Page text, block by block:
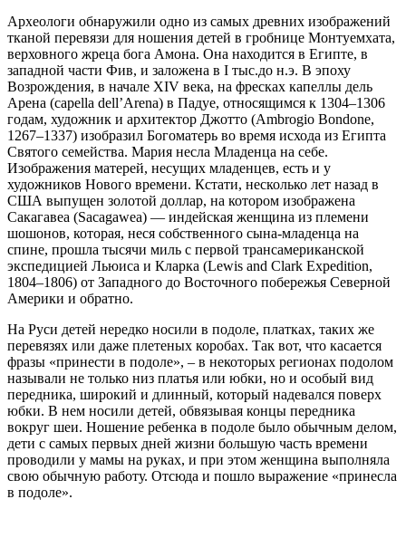
Археологи обнаружили одно из самых древних изображений
тканой перевязи для ношения детей в гробнице Монтуемхата,
верховного жреца бога Амона. Она находится в Египте, в
западной части Фив, и заложена в I тыс.до н.э. В эпоху
Возрождения, в начале XIV века, на фресках капеллы дель
Арена (capella dell’Arena) в Падуе, относящимся к 1304–1306
годам, художник и архитектор Джотто (Ambrogio Bondone,
1267–1337) изобразил Богоматерь во время исхода из Египта
Святого семейства. Мария несла Младенца на себе.
Изображения матерей, несущих младенцев, есть и у
художников Нового времени. Кстати, несколько лет назад в
США выпущен золотой доллар, на котором изображена
Сакагавеа (Sacagawea) — индейская женщина из племени
шошонов, которая, неся собственного сына-младенца на
спине, прошла тысячи миль с первой трансамериканской
экспедицией Льюиса и Кларка (Lewis and Clark Expedition,
1804–1806) от Западного до Восточного побережья Северной
Америки и обратно.
На Руси детей нередко носили в подоле, платках, таких же
перевязях или даже плетеных коробах. Так вот, что касается
фразы «принести в подоле», – в некоторых регионах подолом
называли не только низ платья или юбки, но и особый вид
передника, широкий и длинный, который надевался поверх
юбки. В нем носили детей, обвязывая концы передника
вокруг шеи. Ношение ребенка в подоле было обычным делом,
дети с самых первых дней жизни большую часть времени
проводили у мамы на руках, и при этом женщина выполняла
свою обычную работу. Отсюда и пошло выражение «принесла
в подоле».